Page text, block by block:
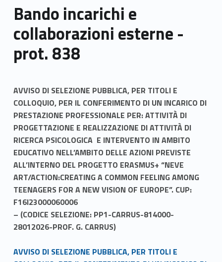
Bando incarichi e
collaborazioni esterne -
prot. 838
AVVISO DI SELEZIONE PUBBLICA, PER TITOLI E
COLLOQUIO, PER IL CONFERIMENTO DI UN INCARICO DI
PRESTAZIONE PROFESSIONALE PER: ATTIVITÀ DI
PROGETTAZIONE E REALIZZAZIONE DI ATTIVITÀ DI
RICERCA PSICOLOGICA E INTERVENTO IN AMBITO
EDUCATIVO NELL’AMBITO DELLE AZIONI PREVISTE
ALL’INTERNO DEL PROGETTO ERASMUS+ “NEVE
ART/ACTION:CREATING A COMMON FEELING AMONG
TEENAGERS FOR A NEW VISION OF EUROPE”. CUP:
F16I23000060006
– (CODICE SELEZIONE: PP1-CARRUS-814000-
28012026-PROF. G. CARRUS)
Link identifier #identifier__120525-1
AVVISO DI SELEZIONE PUBBLICA, PER TITOLI E